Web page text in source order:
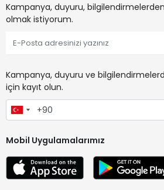
Kampanya, duyuru,
olmak istiyorum.
Kampanya, duyuru ve
için kayıt olun.
Mobil Uygulamalarımız